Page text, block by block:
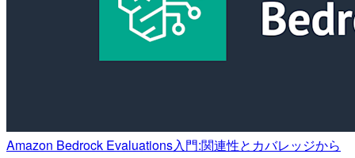
Amazon Bedrock Evaluations入門:関連性とカバレッジから